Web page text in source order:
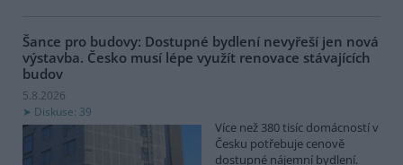
Šance pro budovy: Dostupné bydlení nevyřeší jen nová
výstavba. Česko musí lépe využít renovace stávajících
budov
5.8.2026
Diskuse: 39
Více než 380 tisíc domácností v
Česku potřebuje cenově
dostupné nájemní bydlení.